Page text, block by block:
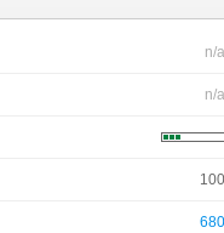
n/a
n/a
100
680